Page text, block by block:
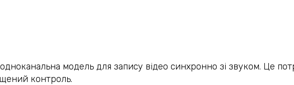
модель для запису відео синхронно зі звуком. Це
контроль.